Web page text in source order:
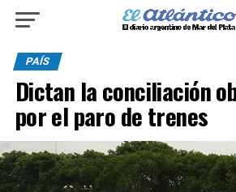
PAÍS
Dictan la conciliación
por el paro de trenes